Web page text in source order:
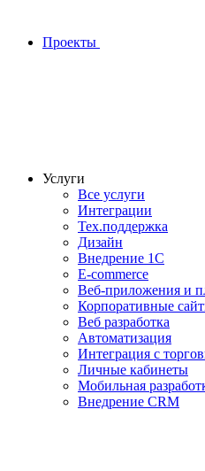
Проекты
Услуги
Все услуги
Интеграции
Тех.поддержка
Дизайн
Внедрение 1С
E-commerce
Веб-приложения и
Корпоративные
Веб разработка
Автоматизация
Интеграция с
Личные кабинеты
Мобильная
Внедрение CRM